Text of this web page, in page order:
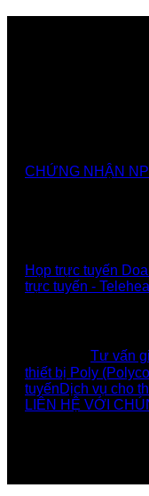
CHỨNG NHẬN
Họp trực tuyến
trực tuyến -
Tư vấn
thiết bị Poly
tuyếnDịch vụ cho
LIÊN HỆ VỚI